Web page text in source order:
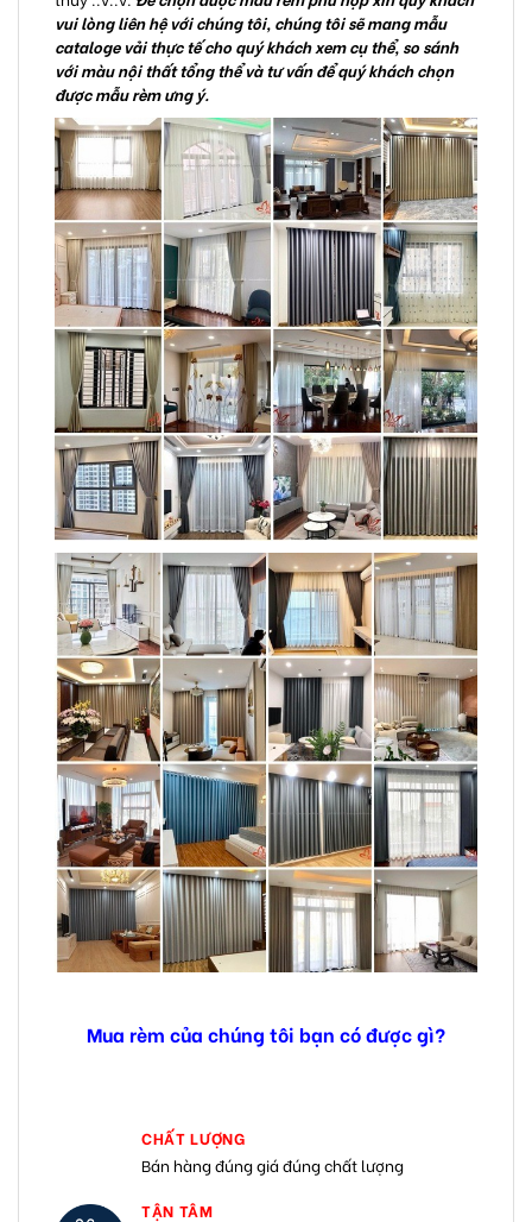
vui lòng liên hệ với chúng tôi, chúng tôi sẽ mang mẫu
cataloge vải thực tế cho quý khách xem cụ thể, so sánh
với màu nội thất tổng thể và tư vấn để quý khách chọn
được mẫu rèm ưng ý.
Mua rèm của chúng tôi bạn có được gì?
CHẤT LƯỢNG
Bán hàng đúng giá đúng chất lượng
TẬN TÂM